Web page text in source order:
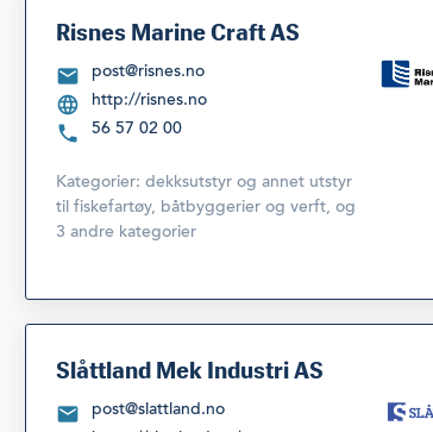
Risnes Marine Craft AS
post@risnes.no
http://risnes.no
56 57 02 00
Kategorier: dekksutstyr og annet utstyr
til fiskefartøy, båtbyggerier og verft, og
3 andre kategorier
Slåttland Mek Industri AS
post@slattland.no